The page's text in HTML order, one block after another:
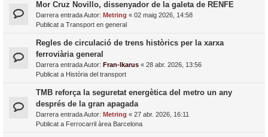
Mor Cruz Novillo, dissenyador de la galeta de RENFE
Darrera entrada Autor: Metring « 02 maig 2026, 14:58
Publicat a Transport en general
Regles de circulació de trens històrics per la xarxa
ferroviària general
Darrera entrada Autor: Fran-Ikarus « 28 abr. 2026, 13:56
Publicat a Història del transport
TMB reforça la seguretat energètica del metro un any
després de la gran apagada
Darrera entrada Autor: Metring « 27 abr. 2026, 16:11
Publicat a Ferrocarril àrea Barcelona